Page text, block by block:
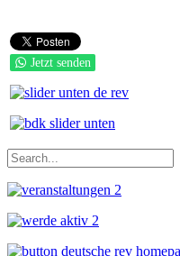
Jetzt senden